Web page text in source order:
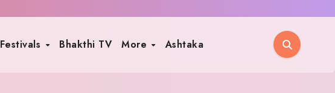
Festivals Bhakthi TV More Ashtaka